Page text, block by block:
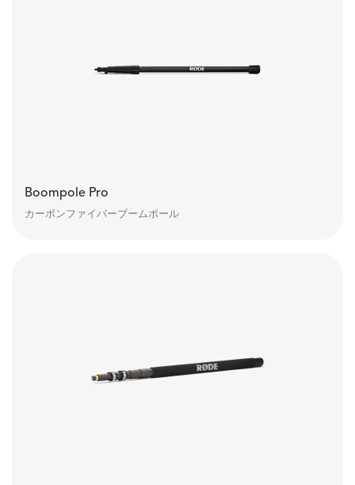
Boompole Pro
カーボンファイバーブームポール